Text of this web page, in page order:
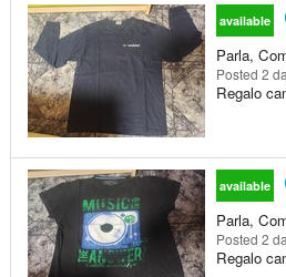
available
Parla,
Posted 2
Regalo
available
Parla,
Posted 2
Regalo